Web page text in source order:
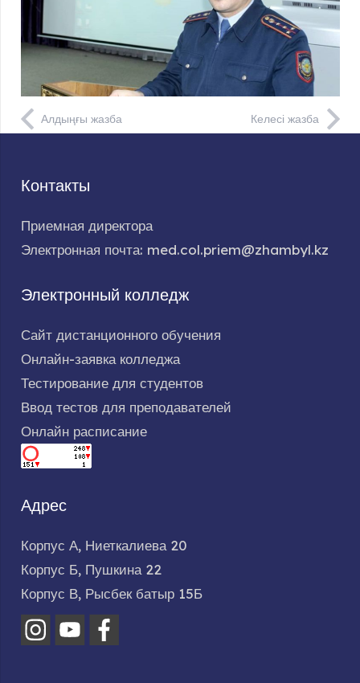
Алдыңғы жазба Келесі жазба
Контакты
Приемная директора
Электронная почта: med.col.priem@zhambyl.kz
Электронный колледж
Сайт дистанционного обучения
Онлайн-заявка колледжа
Тестирование для студентов
Ввод тестов для преподавателей
Онлайн расписание
Адрес
Корпус А, Ниеткалиева 20
Корпус Б, Пушкина 22
Корпус В, Рысбек батыр 15Б